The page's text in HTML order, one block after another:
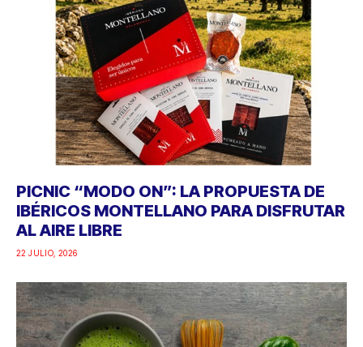
PICNIC “MODO ON”: LA PROPUESTA DE
IBÉRICOS MONTELLANO PARA DISFRUTAR
AL AIRE LIBRE
22 JULIO, 2026